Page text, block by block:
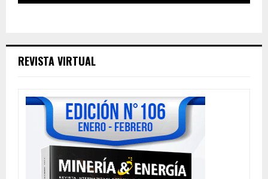
REVISTA VIRTUAL